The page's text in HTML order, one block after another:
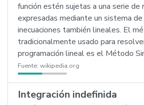
función estén sujetas a una serie de
expresadas mediante un sistema de
inecuaciones también lineales. El
tradicionalmente usado para
programación lineal es el Método
Fuente: wikipedia.org
Integración indefinida